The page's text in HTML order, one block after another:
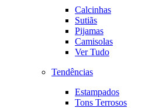
Calcinhas
Sutiãs
Pijamas
Camisolas
Ver Tudo
Tendências
Estampados
Tons Terrosos